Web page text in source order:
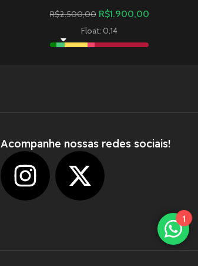
R$2.500,00 R$1.900,00
Float: 0.14
Acompanhe nossas redes sociais!
1